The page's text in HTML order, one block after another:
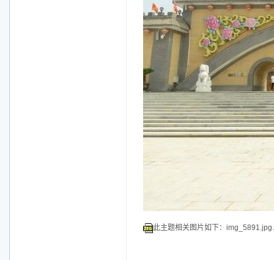
此主题相关图片如下：